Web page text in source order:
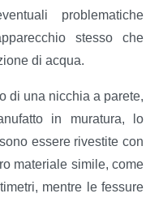
problematiche
stesso che
di acqua.
di una nicchia a parete,
in muratura, lo
essere rivestite con
materiale simile, come
mentre le fessure